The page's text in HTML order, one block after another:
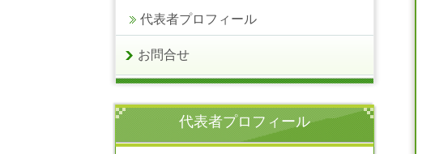
代表者プロフィール
お問合せ
代表者プロフィール